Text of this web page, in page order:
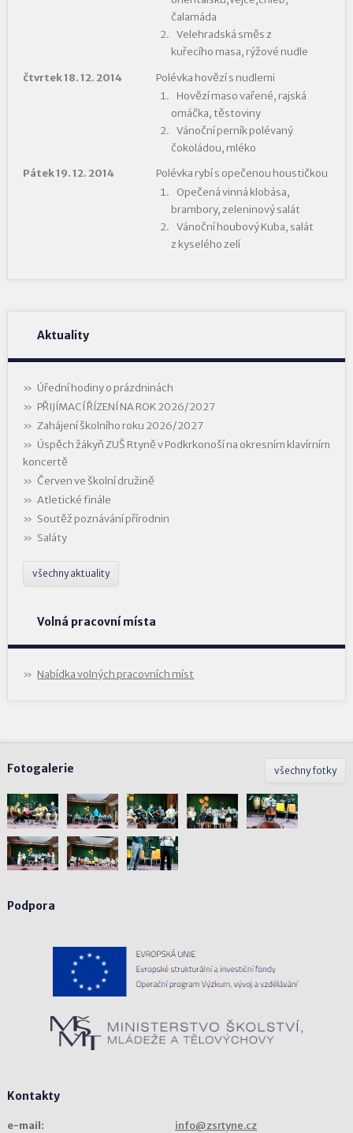
čalamáda
Velehradská směs z
kuřecího masa, rýžové nudle
čtvrtek 18. 12. 2014
Polévka hovězí s nudlemi
Hovězí maso vařené, rajská
omáčka, těstoviny
Vánoční perník polévaný
čokoládou, mléko
Pátek 19. 12. 2014
Polévka rybí s opečenou houstičkou
Opečená vinná klobása,
brambory, zeleninový salát
Vánoční houbový Kuba, salát
z kyselého zelí
Aktuality
Úřední hodiny o prázdninách
PŘIJÍMACÍ ŘÍZENÍ NA ROK 2026/2027
Zahájení školního roku 2026/2027
Úspěch žákyň ZUŠ Rtyně v Podkrkonoší na okresním klavírním
koncertě
Červen ve školní družině
Atletické finále
Soutěž poznávání přírodnin
Saláty
všechny aktuality
Volná pracovní místa
Nabídka volných pracovních míst
všechny fotky
Fotogalerie
Podpora
Kontakty
e-mail:
info@zsrtyne.cz